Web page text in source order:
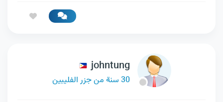
johntung
30 سنة من جزر الفليبين